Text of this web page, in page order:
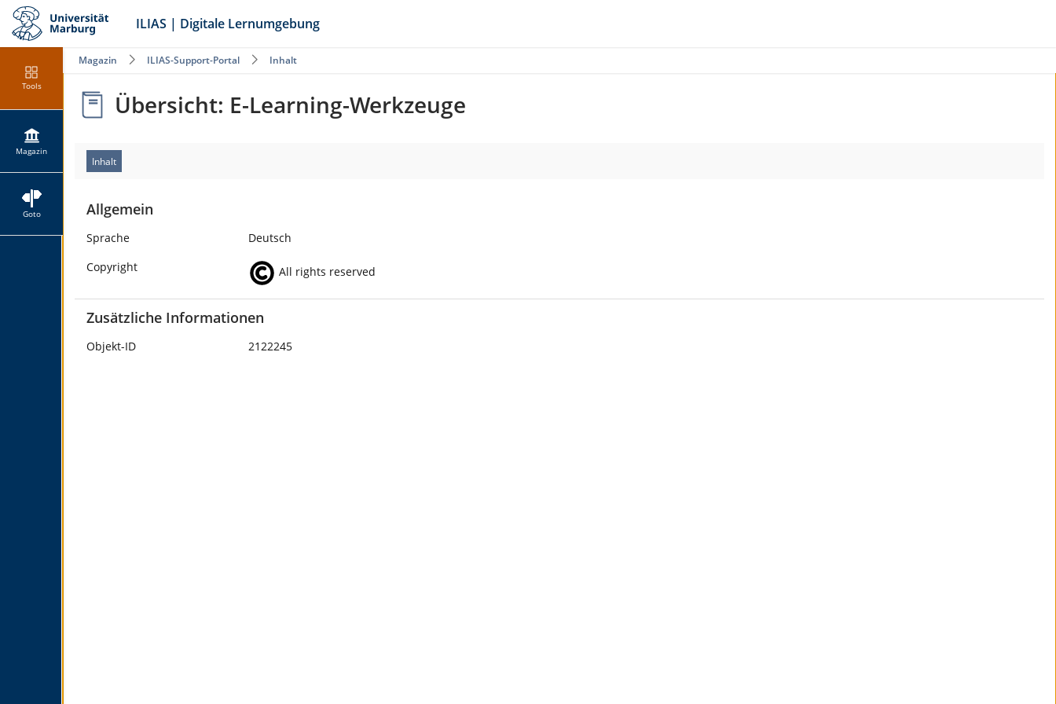
ILIAS | Digitale Lernumgebung
Tools
Magazin
Goto
Magazin ILIAS-Support-Portal Inhalt
Übersicht: E-Learning-Werkzeuge
Inhalt
Allgemein
Sprache
Deutsch
Copyright
All rights reserved
Zusätzliche Informationen
Objekt-ID 2122245